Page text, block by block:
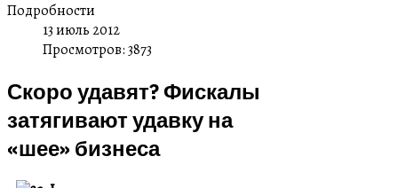
Подробности
13 июль 2012
Просмотров: 3873
Скоро удавят? Фискалы
затягивают удавку на
«шее» бизнеса